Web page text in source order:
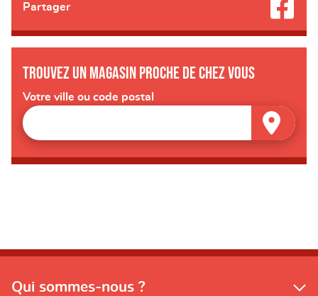
Partager
Trouvez un magasin proche de chez vous
Votre ville ou code postal
Qui sommes-nous ?